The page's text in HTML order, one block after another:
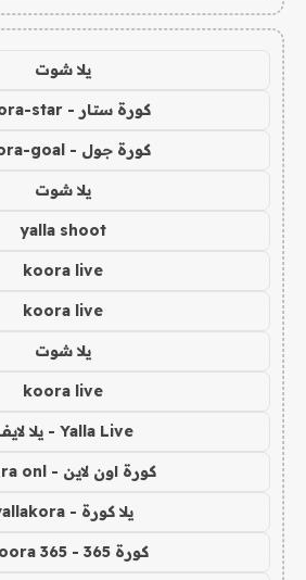
يلا شوت
كورة ستار - koora-star
كورة جول - koora-goal
يلا شوت
yalla shoot
koora live
koora live
يلا شوت
koora live
Yalla Live - يلا لايف
كورة اون لاين - koora onl
يلا كورة - yallakora
كورة 365 - kooora 365